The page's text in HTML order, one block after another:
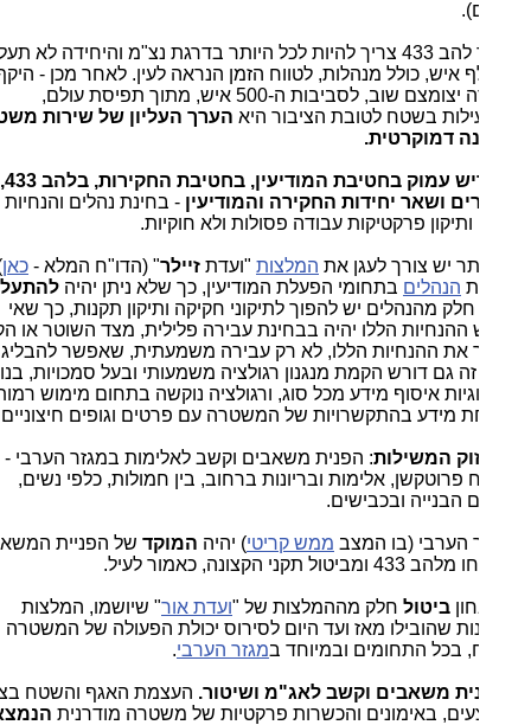
מפקד להב 433 צריך להיות לכל היותר בדרגת נצ"מ והיחידה לא תעלה
איש, כולל מנהלות, לטווח הזמן הנראה לעין. לאחר מכן - היקף
היחידה יצומצם שוב, לסביבות ה-500 איש, מתוך תפיסת עולם,
בשטח לטובת הציבור היאהערך העליון של שירות משטרתי
דמוקרטית.
ח. חריש עמוק בחטיבת המודיעין, בחטיבת החקירות, בלהב 433,
ושאר יחידות החקירה והמודיעין- בחינת נהלים והנחיות
ותיקון פרקטיקות עבודה פסולות ולא חוקיות.
יש צורך לעגן אתהמלצות"ועדת זיילר" (הדו"ח המלא -כאן) וכל
הנהליםבתחומי הפעלת המודיעין, כך שלא ניתן יהיהלהתעלם
מהנהלים יש להפוך לתיקוני חקיקה ותיקון תקנות, כך שאי
ההנחיות הללו יהיה בבחינת עבירה פלילית, מצד השוטר או הקצין,
ההנחיות הללו, לא רק עבירה משמעתית, שאפשר להבליג
גם דורש הקמת מנגנון רגולציה משמעותי ובעל סמכויות, בנושא
איסוף מידע מכל סוג, ורגולציה נוקשה בתחום מימוש רמות
מידע בהתקשרויות של המשטרה עם פרטים וגופים חיצוניים.
המשילות: הפנית משאבים וקשב לאלימות במגזר הערבי -
פרוטקשן, אלימות ובריונות ברחוב, בין חמולות, כלפי נשים,
הבנייה ובכבישים.
הערבי (בו המצב ממש קריטי) יהיההמוקדשל הפניית המשאבים,
תקני הקצונה, כאמור לעיל.
ביטול חלק מההמלצות של "ועדת אור" שיושמו, המלצות
שהובילו מאז ועד היום לסירוס יכולת הפעולה של המשטרה
בכל התחומים ובמיוחד במגזר הערבי .
משאבים וקשב לאג"מ ושיטור.העצמת האגף והשטח בציוד,
באימונים והכשרות פרקטיות של משטרה מודרניתהנמצאת